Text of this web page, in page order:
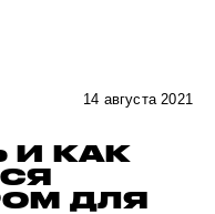
14 августа 2021
И КАК
ДЛЯ